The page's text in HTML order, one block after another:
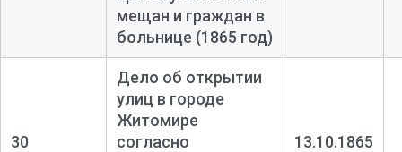
мещан и граждан в
больнице (1865 год)
30
Дело об открытии
улиц в городе
Житомире
согласно
13.10.1865